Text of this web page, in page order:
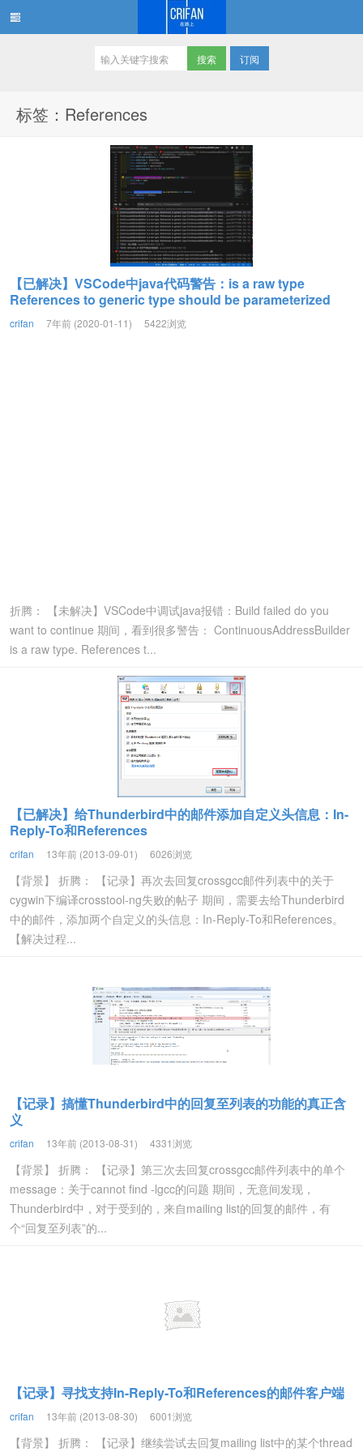
订阅
标签：References
【已解决】VSCode中java代码警告：is a raw type
References to generic type should be parameterized
crifan 7年前 (2020-01-11) 5422浏览
折腾： 【未解决】VSCode中调试java报错：Build failed do you
want to continue 期间，看到很多警告： ContinuousAddressBuilder
is a raw type. References t...
【已解决】给Thunderbird中的邮件添加自定义头信息：In-
Reply-To和References
crifan 13年前 (2013-09-01) 6026浏览
【背景】 折腾： 【记录】再次去回复crossgcc邮件列表中的关于
cygwin下编译crosstool-ng失败的帖子 期间，需要去给Thunderbird
中的邮件，添加两个自定义的头信息：In-Reply-To和References。
【解决过程...
【记录】搞懂Thunderbird中的回复至列表的功能的真正含
义
crifan 13年前 (2013-08-31) 4331浏览
【背景】 折腾： 【记录】第三次去回复crossgcc邮件列表中的单个
message：关于cannot find -lgcc的问题 期间，无意间发现，
Thunderbird中，对于受到的，来自mailing list的回复的邮件，有
个“回复至列表”的...
【记录】寻找支持In-Reply-To和References的邮件客户端
crifan 13年前 (2013-08-30) 6001浏览
【背景】 折腾： 【记录】继续尝试去回复mailing list中的某个thread